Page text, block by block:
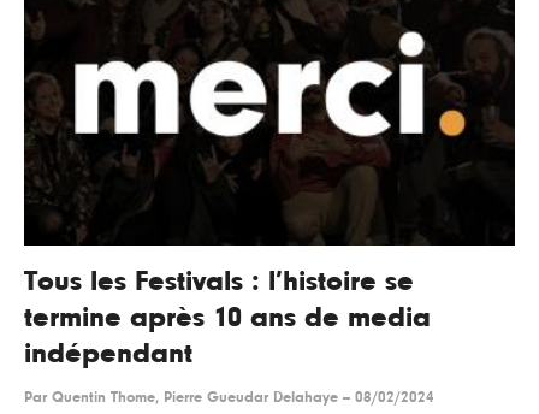
Tous les Festivals : l’histoire se
termine après 10 ans de media
indépendant
Par Quentin Thome, Pierre Gueudar Delahaye -- 08/02/2024